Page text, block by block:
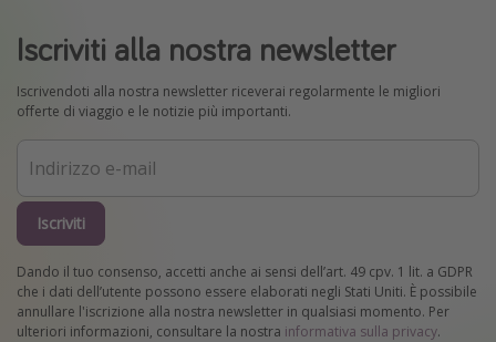
Iscriviti alla nostra newsletter
Iscrivendoti alla nostra newsletter riceverai regolarmente le migliori
offerte di viaggio e le notizie più importanti.
Iscriviti
Dando il tuo consenso, accetti anche ai sensi dell’art. 49 cpv. 1 lit. a GDPR
che i dati dell’utente possono essere elaborati negli Stati Uniti. È possibile
annullare l'iscrizione alla nostra newsletter in qualsiasi momento. Per
ulteriori informazioni, consultare la nostra informativa sulla privacy.